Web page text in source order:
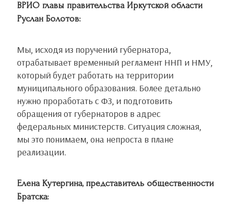
ВРИО главы правительства Иркутской области
Руслан Болотов:
Мы, исходя из поручений губернатора,
отрабатывает временный регламент ННП и НМУ,
который будет работать на территории
муниципального образования. Более детально
нужно проработать с ФЗ, и подготовить
обращения от губернаторов в адрес
федеральных министерств. Ситуация сложная,
мы это понимаем, она непроста в плане
реализации.
Елена Кутергина, представитель общественности
Братска: